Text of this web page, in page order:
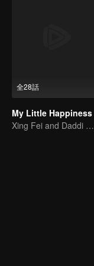
全28話
My Little Happiness
Xing Fei and Daddi Tang's sweet love story.